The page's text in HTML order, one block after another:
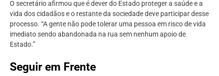
O secretário afirmou que é dever do Estado proteger a saúde e a
vida dos cidadãos e o restante da sociedade deve participar desse
processo. “A gente não pode tolerar uma pessoa em risco de vida
imediato sendo abandonada na rua sem nenhum apoio de
Estado.”
Seguir em Frente